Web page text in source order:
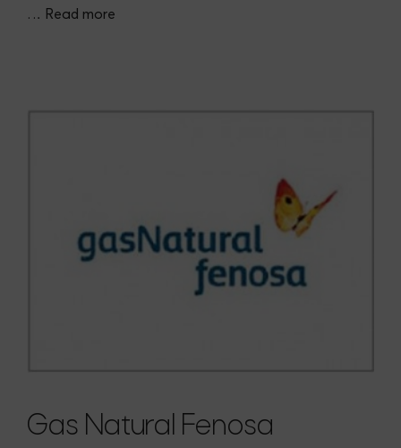
… Read more
Gas Natural Fenosa